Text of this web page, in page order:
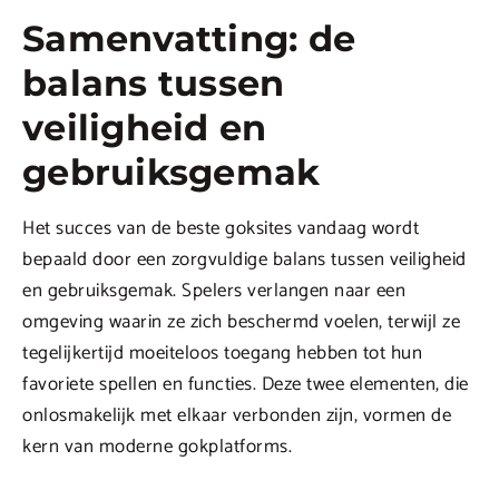
Samenvatting: de
balans tussen
veiligheid en
gebruiksgemak
Het succes van de beste goksites vandaag wordt
bepaald door een zorgvuldige balans tussen veiligheid
en gebruiksgemak. Spelers verlangen naar een
omgeving waarin ze zich beschermd voelen, terwijl ze
tegelijkertijd moeiteloos toegang hebben tot hun
favoriete spellen en functies. Deze twee elementen, die
onlosmakelijk met elkaar verbonden zijn, vormen de
kern van moderne gokplatforms.